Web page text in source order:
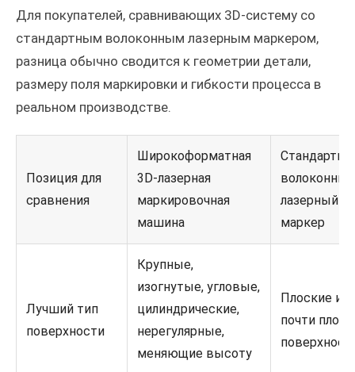
Для покупателей, сравнивающих 3D-систему со
стандартным волоконным лазерным маркером,
разница обычно сводится к геометрии детали,
размеру поля маркировки и гибкости процесса в
реальном производстве.
Позиция для
сравнения
Широкоформатная
3D-лазерная
маркировочная
машина
волоконный
лазерный
маркер
Лучший тип
поверхности
Крупные,
изогнутые, угловые,
цилиндрические,
нерегулярные,
меняющие высоту
Плоские или
почти